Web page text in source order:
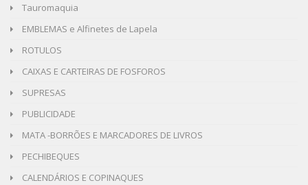
Tauromaquia
EMBLEMAS e Alfinetes de Lapela
ROTULOS
CAIXAS E CARTEIRAS DE FOSFOROS
SUPRESAS
PUBLICIDADE
MATA -BORRÕES E MARCADORES DE LIVROS
PECHIBEQUES
CALENDÁRIOS E COPINAQUES